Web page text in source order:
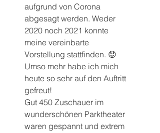
aufgrund von Corona
abgesagt werden. Weder
2020 noch 2021 konnte
meine vereinbarte
Vorstellung stattfinden. 😟
Umso mehr habe ich mich
heute so sehr auf den Auftritt
gefreut!
Gut 450 Zuschauer im
wunderschönen Parktheater
waren gespannt und extrem